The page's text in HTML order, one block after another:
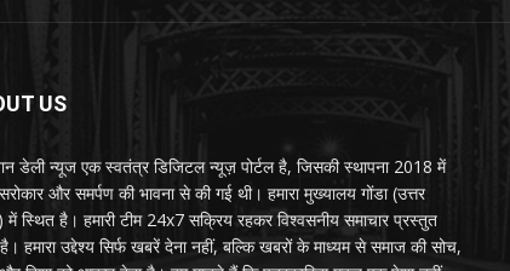
US
डेली न्यूज एक स्वतंत्र डिजिटल न्यूज़ पोर्टल है, जिसकी स्थापना 2018 में
और समर्पण की भावना से की गई थी। हमारा मुख्यालय गोंडा (उत्तर
में स्थित है। हमारी टीम 24x7 सक्रिय रहकर विश्वसनीय समाचार प्रस्तुत
हमारा उद्देश्य सिर्फ खबरें देना नहीं, बल्कि खबरों के माध्यम से समाज की सोच,